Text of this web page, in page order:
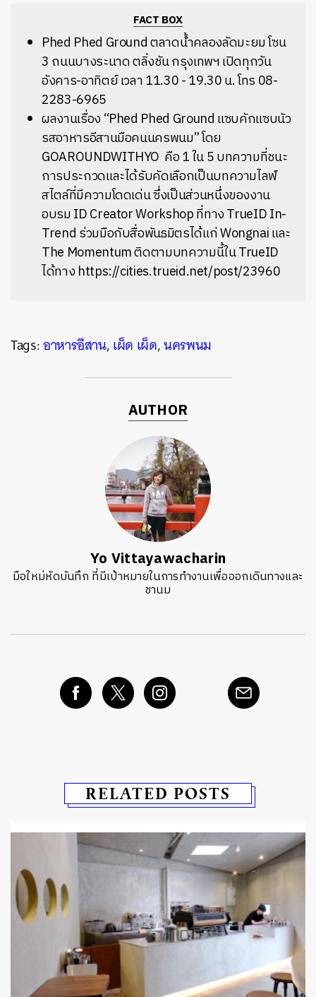
FACT BOX
Phed Phed Groundตลาดน้ำคลองลัดมะยม โซน
3 ถนนบางระนาด ตลิ่งชัน กรุงเทพฯ เปิดทุกวัน
อังคาร-อาทิตย์ เวลา 11.30 - 19.30 น. โทร 08-
2283-6965
ผลงานเรื่อง “Phed Phed Ground แซบคักแซบนัว
รสอาหารอีสานมือคนนครพนม” โดย
GOAROUNDWITHYO คือ 1 ใน 5 บทความที่ชนะ
การประกวดและได้รับคัดเลือกเป็นบทความไลฟ์
สไตล์ที่มีความโดดเด่น ซึ่งเป็นส่วนหนึ่งของงาน
อบรม ID Creator Workshop ที่ทาง TrueID In-
Trend ร่วมมือกับสื่อพันธมิตรได้แก่ Wongnai และ
The Momentum ติดตามบทความนี้ใน TrueID
ได้ทาง https://cities.trueid.net/post/23960
Tags:อาหารอีสาน,เผ็ด เผ็ด,นครพนม
AUTHOR
Yo Vittayawacharin
มือใหม่หัดบันทึก ที่มีเป้าหมายในการทำงานเพื่อออกเดินทางและ
ชานม
RELATED POSTS